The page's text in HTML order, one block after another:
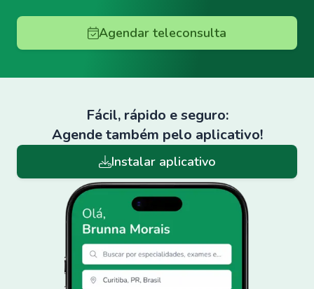
Agendar teleconsulta
Fácil, rápido e seguro:
Agende também pelo aplicativo!
Instalar aplicativo